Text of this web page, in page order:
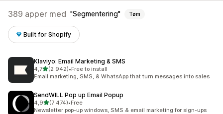
389 apper med Segmentering Tøm
Built for Shopify
Klaviyo: Email Marketing & SMS
4,7av 5 stjerner
(2 942)
Totalt 2942 omtaler
•Free to install
Email marketing, SMS, & WhatsApp that turn messages into sales
SendWILL Pop up Email Popup
4,9av 5 stjerner
(7 474)
Totalt 7474 omtaler
•Free
Newsletter pop-up windows, SMS & email marketing for sign-ups